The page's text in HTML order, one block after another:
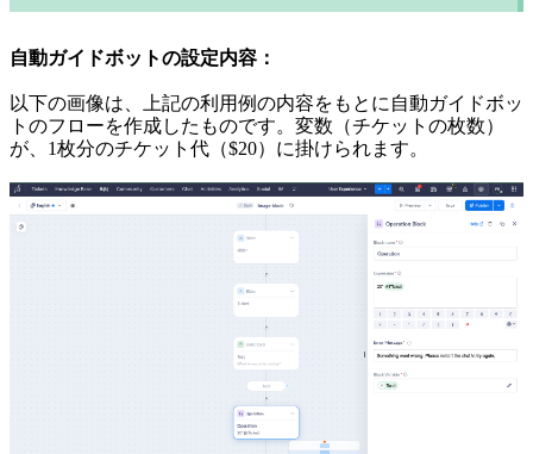
自動ガイドボットの設定内容：
以下の画像は、上記の利用例の内容をもとに自動ガイドボッ
トのフローを作成したものです。変数（チケットの枚数）
が、1枚分のチケット代（$20）に掛けられます。